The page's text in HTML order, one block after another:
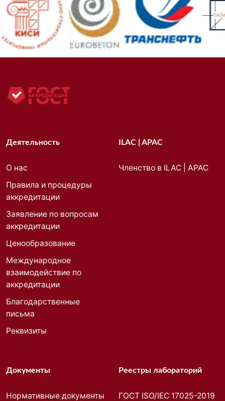
Деятельность
О нас
Правила и процедуры
аккредитации
Заявление по вопросам
аккредитации
Ценообразование
Международное
взаимодействие по
аккредитации
Благодарственные
письма
Реквизиты
ILAC | APAC
Членство в ILAC | APAC
Документы
Нормативные документы
Реестры лабораторий
ГОСТ ISO/IEC 17025-2019